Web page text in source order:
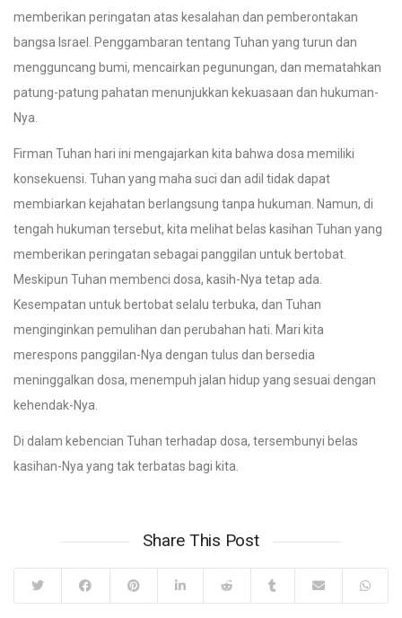
memberikan peringatan atas kesalahan dan pemberontakan
bangsa Israel. Penggambaran tentang Tuhan yang turun dan
mengguncang bumi, mencairkan pegunungan, dan mematahkan
patung-patung pahatan menunjukkan kekuasaan dan hukuman-
Nya.
Firman Tuhan hari ini mengajarkan kita bahwa dosa memiliki
konsekuensi. Tuhan yang maha suci dan adil tidak dapat
membiarkan kejahatan berlangsung tanpa hukuman. Namun, di
tengah hukuman tersebut, kita melihat belas kasihan Tuhan yang
memberikan peringatan sebagai panggilan untuk bertobat.
Meskipun Tuhan membenci dosa, kasih-Nya tetap ada.
Kesempatan untuk bertobat selalu terbuka, dan Tuhan
menginginkan pemulihan dan perubahan hati. Mari kita
merespons panggilan-Nya dengan tulus dan bersedia
meninggalkan dosa, menempuh jalan hidup yang sesuai dengan
kehendak-Nya.
Di dalam kebencian Tuhan terhadap dosa, tersembunyi belas
kasihan-Nya yang tak terbatas bagi kita.
Share This Post